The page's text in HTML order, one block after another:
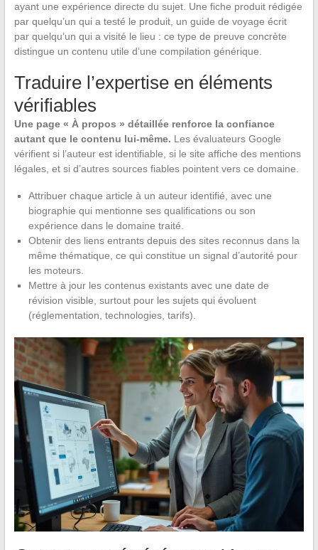
ayant une expérience directe du sujet. Une fiche produit rédigée
par quelqu’un qui a testé le produit, un guide de voyage écrit
par quelqu’un qui a visité le lieu : ce type de preuve concrète
distingue un contenu utile d’une compilation générique.
Traduire l’expertise en éléments
vérifiables
Une page « À propos » détaillée renforce la confiance
autant que le contenu lui-même. Les évaluateurs Google
vérifient si l’auteur est identifiable, si le site affiche des mentions
légales, et si d’autres sources fiables pointent vers ce domaine.
Attribuer chaque article à un auteur identifié, avec une
biographie qui mentionne ses qualifications ou son
expérience dans le domaine traité.
Obtenir des liens entrants depuis des sites reconnus dans la
même thématique, ce qui constitue un signal d’autorité pour
les moteurs.
Mettre à jour les contenus existants avec une date de
révision visible, surtout pour les sujets qui évoluent
(réglementation, technologies, tarifs).